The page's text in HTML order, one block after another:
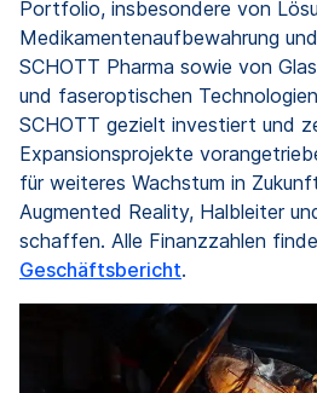
Portfolio, insbesondere von
Medikamentenaufbewahrung
SCHOTT Pharma sowie von
und faseroptischen
SCHOTT gezielt investiert und
Expansionsprojekte
für weiteres Wachstum in
Augmented Reality, Halbleiter
schaffen. Alle Finanzzahlen
Geschäftsbericht.